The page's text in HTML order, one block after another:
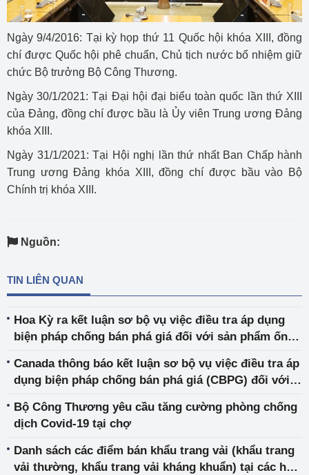
Ngày 9/4/2016: Tại kỳ họp thứ 11 Quốc hội khóa XIII, đồng
chí được Quốc hội phê chuẩn, Chủ tịch nước bổ nhiệm giữ
chức Bộ trưởng Bộ Công Thương.
Ngày 30/1/2021: Tại Đại hội đại biểu toàn quốc lần thứ XIII
của Đảng, đồng chí được bầu là Ủy viên Trung ương Đảng
khóa XIII.
Ngày 31/1/2021: Tại Hội nghị lần thứ nhất Ban Chấp hành
Trung ương Đảng khóa XIII, đồng chí được bầu vào Bộ
Chính trị khóa XIII.
Nguồn:
TIN LIÊN QUAN
Hoa Kỳ ra kết luận sơ bộ vụ việc điều tra áp dụng
biện pháp chống bán phá giá đối với sản phẩm ống
Canada thông báo kết luận sơ bộ vụ việc điều tra áp
dụng biện pháp chống bán phá giá (CBPG) đối với
Bộ Công Thương yêu cầu tăng cường phòng chống
dịch Covid-19 tại chợ
Danh sách các điểm bán khẩu trang vải (khẩu trang
vải thường, khẩu trang vải kháng khuẩn) tại các hệ